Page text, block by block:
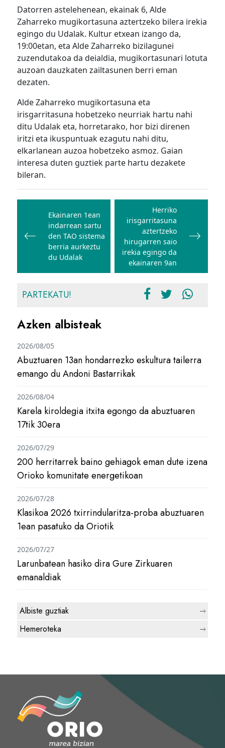
Datorren astelehenean, ekainak 6, Alde
Zaharreko mugikortasuna aztertzeko bilera irekia
egingo du Udalak. Kultur etxean izango da,
19:00etan, eta Alde Zaharreko bizilagunei
zuzendutakoa da deialdia, mugikortasunari lotuta
auzoan dauzkaten zailtasunen berri eman
dezaten.
Alde Zaharreko mugikortasuna eta
irisgarritasuna hobetzeko neurriak hartu nahi
ditu Udalak eta, horretarako, hor bizi direnen
iritzi eta ikuspuntuak ezagutu nahi ditu,
elkarlanean auzoa hobetzeko asmoz. Gaian
interesa duten guztiek parte hartu dezakete
bileran.
Bidalketetan
zehar
nabigatu
Ekainaren 1ean
indarrean sartu
den TAO sistema
berria aurkeztu
du Udalak
Herriko
irisgarritasuna
aztertzeko
hirugarren saio
irekia egingo da
ekainaren 9an
PARTEKATU!
Azken albisteak
Abuztuaren 13an hondarrezko eskultura tailerra
emango du Andoni Bastarrikak
2026/08/05
Karela kiroldegia itxita egongo da abuztuaren
17tik 30era
2026/08/04
200 herritarrek baino gehiagok eman dute izena
Orioko komunitate energetikoan
2026/07/29
Klasikoa 2026 txirrindularitza-proba abuztuaren
1ean pasatuko da Oriotik
2026/07/28
Larunbatean hasiko dira Gure Zirkuaren
emanaldiak
2026/07/27
Albiste guztiak
Hemeroteka